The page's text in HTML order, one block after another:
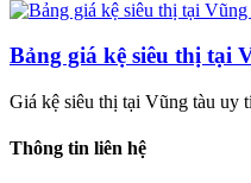
Bảng giá kệ siêu thị tại
Giá kệ siêu thị tại Vũng tàu uy
Thông tin liên hệ